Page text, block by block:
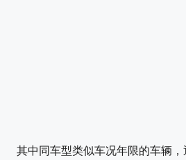
其中同车型类似车况年限的车辆